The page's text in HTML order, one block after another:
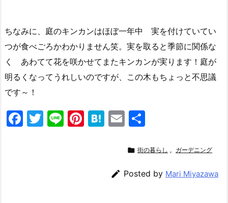
ちなみに、庭のキンカンはほぼ一年中 実を付けていてい
つが食べごろかわかりません笑。実を取ると季節に関係な
く あわてて花を咲かせてまたキンカンが実ります！庭が
明るくなってうれしいのですが、この木もちょっと不思議
です～！
F
T
Li Pi H
a
E
ai
l
 街の暮らし , ガーデニング
 Posted by Mari Miyazawa